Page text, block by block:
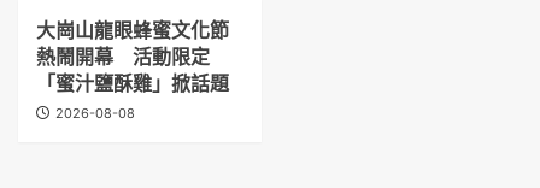
大崗山龍眼蜂蜜文化節
熱鬧開幕 活動限定
「蜜汁鹽酥雞」掀話題
2026-08-08